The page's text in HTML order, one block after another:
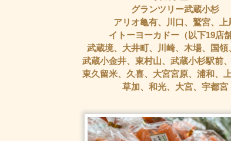
グランツリー武蔵小杉
アリオ亀有、川口、鷲宮、上
イトーヨーカドー（以下19店舗
武蔵境、大井町、川崎、木場、国領
武蔵小金井、東村山、武蔵小杉駅前、
東久留米、久喜、大宮宮原、浦和、上
草加、和光、大宮、宇都宮